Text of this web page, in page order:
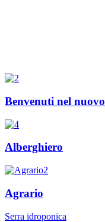
Benvenuti nel
Alberghiero
Agrario
Serra idroponica